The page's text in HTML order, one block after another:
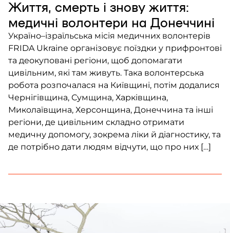
Життя, смерть і знову життя:
медичні волонтери на Донеччині
Україно–ізраїльська місія медичних волонтерів
FRIDA Ukraine організовує поїздки у прифронтові
та деокуповані регіони, щоб допомагати
цивільним, які там живуть. Така волонтерська
робота розпочалася на Київщині, потім додалися
Чернігівщина, Сумщина, Харківщина,
Миколаївщина, Херсонщина, Донеччина та інші
регіони, де цивільним складно отримати
медичну допомогу, зокрема ліки й діагностику, та
де потрібно дати людям відчути, що про них […]